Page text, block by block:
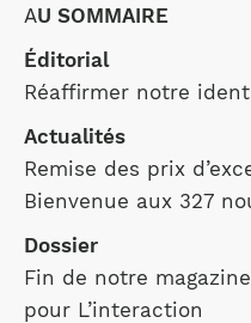
AU SOMMAIRE
Éditorial
Réaffirmer notre
Actualités
Remise des prix
Bienvenue aux 327
Dossier
Fin de notre
pour L’interaction